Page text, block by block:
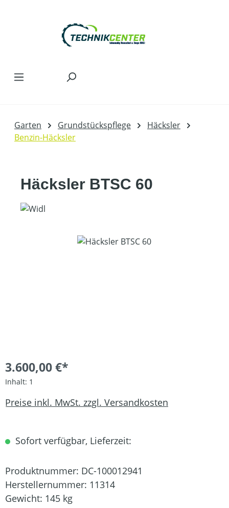
Garten Grundstückspflege
Häcksler
Benzin-Häcksler
Häcksler BTSC 60
Bildergalerie überspringen
3.600,00 €*
Inhalt: 1
Preise inkl. MwSt. zzgl. Versandkosten
Sofort verfügbar, Lieferzeit:
Produktnummer: DC-100012941
Herstellernummer: 11314
Gewicht: 145 kg